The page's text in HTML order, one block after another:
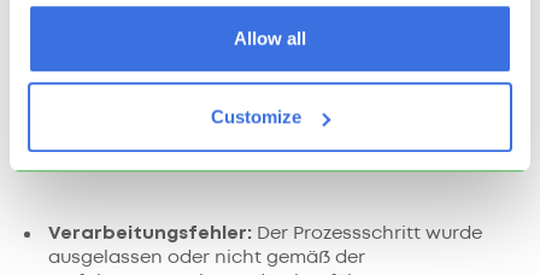
Allow all
Customize
eingesetzt werden, wenn ein Fehler auftreten
könnte oder etwas falsch gemacht werden könnte
– also überall. Es kann erfolgreich bei allen Arten
Dienstleistungssektor angewendet werden und
verhindert alle Arten von Fehlern:
Verarbeitungsfehler: Der Prozessschritt wurde
ausgelassen oder nicht gemäß der